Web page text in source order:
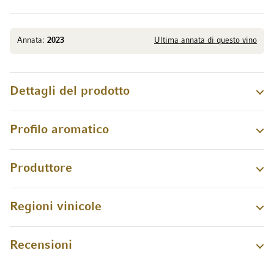
Annata: 2023 Ultima annata di questo vino
Dettagli del prodotto
Profilo aromatico
Produttore
Regioni vinicole
Recensioni